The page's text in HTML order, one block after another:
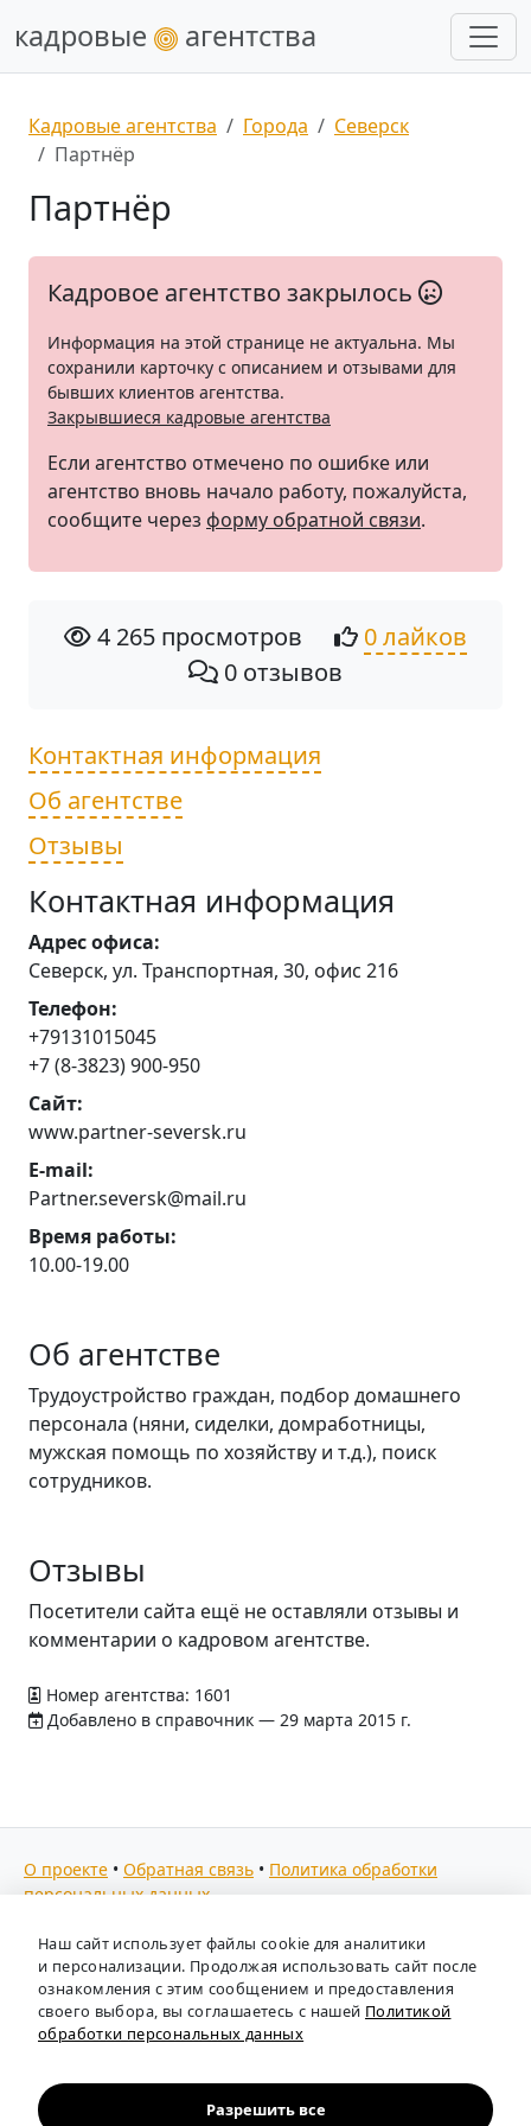
кадровые агентства
Кадровые агентства Города
Северск
Партнёр
Партнёр
Кадровое агентство закрылось
Информация на этой странице не актуальна. Мы
сохранили карточку с описанием и отзывами для
бывших клиентов агентства.
Закрывшиеся кадровые агентства
Если агентство отмечено по ошибке или
агентство вновь начало работу, пожалуйста,
сообщите через форму обратной связи.
4 265 просмотров
0 лайков
0 отзывов
Контактная информация
Об агентстве
Отзывы
Контактная информация
Адрес офиса:
Северск, ул. Транспортная, 30, офис 216
Телефон:
+79131015045
+7 (8-3823) 900-950
Сайт:
www.partner-seversk.ru
E-mail:
Partner.seversk@mail.ru
Время работы:
10.00-19.00
Об агентстве
Трудоустройство граждан, подбор домашнего
персонала (няни, сиделки, домработницы,
мужская помощь по хозяйству и т.д.), поиск
сотрудников.
Отзывы
Посетители сайта ещё не оставляли отзывы и
комментарии о кадровом агентстве.
Номер агентства: 1601
Добавлено в справочник — 29 марта 2015 г.
О проекте • Обратная связь • Политика обработки
персональных данных
Мы собираем отзывы, составляем рейтинги и
предоставляем всю информацию о кадровых агентствах
России. Также анализируем ключевые тенденции рынка
труда: отслеживаем динамику зарплат, уровень
безработицы и общую обстановку в отрасли, чтобы вы
Независимый портал-справочник«Кадровые агентства
Наш сайт использует файлы cookie для аналитики
и персонализации. Продолжая использовать сайт после
ознакомления с этим сообщением и предоставления
своего выбора, вы соглашаетесь с нашей Политикой
обработки персональных данных
Разрешить все